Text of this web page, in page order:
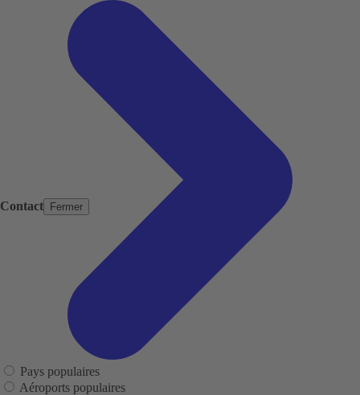
Contact Fermer
Pays populaires
Aéroports populaires